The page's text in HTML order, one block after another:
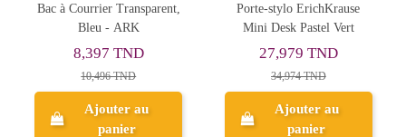
Porte-stylo ErichKrause
Mini Desk Pastel Vert
27,979 TND
34,974 TND
Ajouter au
panier
Porte Stylo en Métal Bleu
Pastel, ARK - Réf.1558
3,700 TND
Aperçu